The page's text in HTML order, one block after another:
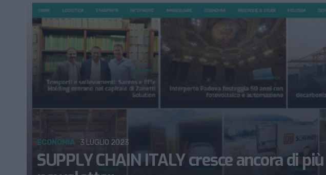
SUPPLY CHAIN ITALY cresce ancora di
ECONOMIA 3 LUGLIO 2023